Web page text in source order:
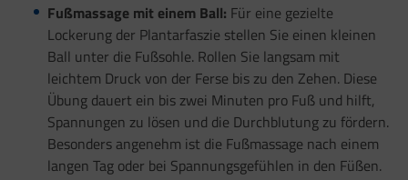
Fußmassage mit einem Ball: Für eine gezielte
Lockerung der Plantarfaszie stellen Sie einen kleinen
Ball unter die Fußsohle. Rollen Sie langsam mit
leichtem Druck von der Ferse bis zu den Zehen. Diese
Übung dauert ein bis zwei Minuten pro Fuß und hilft,
Spannungen zu lösen und die Durchblutung zu fördern.
Besonders angenehm ist die Fußmassage nach einem
langen Tag oder bei Spannungsgefühlen in den Füßen.